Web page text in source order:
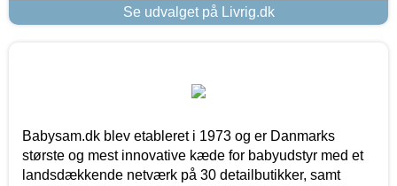
Se udvalget på Livrig.dk
Babysam.dk blev etableret i 1973 og er Danmarks
største og mest innovative kæde for babyudstyr med et
landsdækkende netværk på 30 detailbutikker, samt